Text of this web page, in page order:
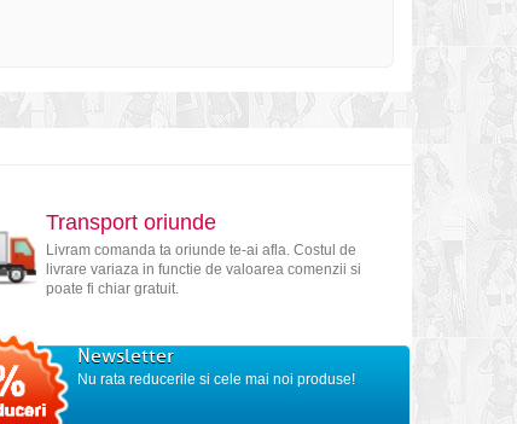
Transport oriunde
Livram comanda ta oriunde te-ai afla. Costul de
livrare variaza in functie de valoarea comenzii si
poate fi chiar gratuit.
Newsletter
Nu rata reducerile si cele mai noi produse!